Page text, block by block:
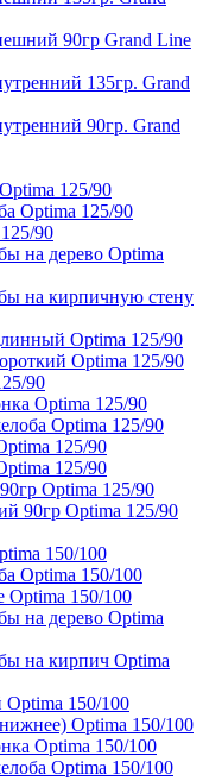
90гр Grand Line
135гр. Grand
90гр. Grand
125/90
Optima 125/90
90
на дерево Optima
на кирпичную стену
Optima 125/90
Optima 125/90
90
Optima 125/90
Optima 125/90
125/90
125/90
Optima 125/90
90гр Optima 125/90
150/100
Optima 150/100
Optima 150/100
на дерево Optima
на кирпич Optima
150/100
Optima 150/100
Optima 150/100
Optima 150/100